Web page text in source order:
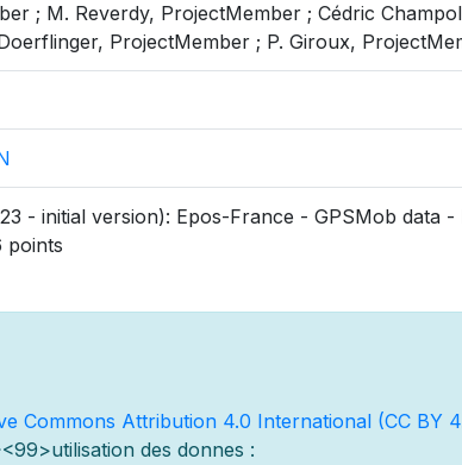
; M. Reverdy, ProjectMember ; Cédric
ProjectMember ; P. Giroux,
- initial version): Epos-France - GPSMob data
points
Commons Attribution 4.0 International (CC BY
des donnes :